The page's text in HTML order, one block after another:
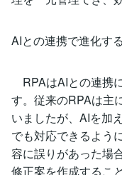
AIとの連携で進化す
RPAはAIとの連携
す。従来のRPAは主
いましたが、AIを加
でも対応できるよう
容に誤りがあった場
修正案を作成するこ